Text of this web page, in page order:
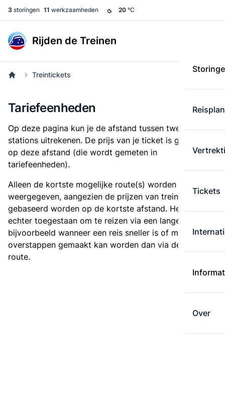
3 storingen 11 werkzaamheden 20 °C
Rijden de Treinen
Tickets
Over
Treintickets
Tariefeenheden
Op deze pagina kun je de afstand tussen twee
stations uitrekenen. De prijs van je ticket is gebaseerd
op deze afstand (die wordt gemeten in
tariefeenheden).
Alleen de kortste mogelijke route(s) worden
weergegeven, aangezien de prijzen van treintickets
gebaseerd worden op de kortste afstand. Het is
echter toegestaan om te reizen via een langere route,
bijvoorbeeld wanneer een reis sneller is of met minder
overstappen gemaakt kan worden dan via de kortste
route.